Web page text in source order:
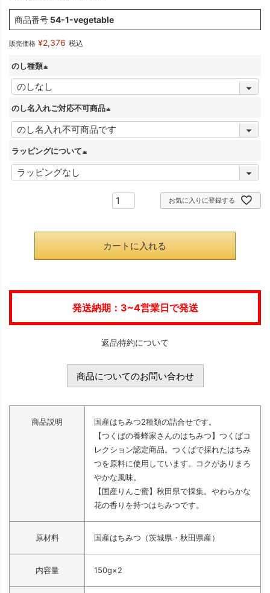
商品番号 54-1-vegetable
販売価格 ¥2,376 税込
のし種類
(
)
のし名入れご対応不可商品
(
ラッピングについて
お気に入りに登録する
カートに入れる
発送納期：3~4営業日で発送
返品特約について
商品についてのお問い合わせ
商品説明
国産はちみつ2種類の詰合せです。
【つくばの養蜂家さんのはちみつ】つくばコ
レクション認定商品。つくばで採れたはちみ
つを原料に使用しています。コクがありまろ
やかな風味。
【国産りんご蜜】秋田県で採集。やわらかな
花の香りを持つはちみつです。
原材料 国産はちみつ（茨城県・秋田県産）
内容量 150g×2